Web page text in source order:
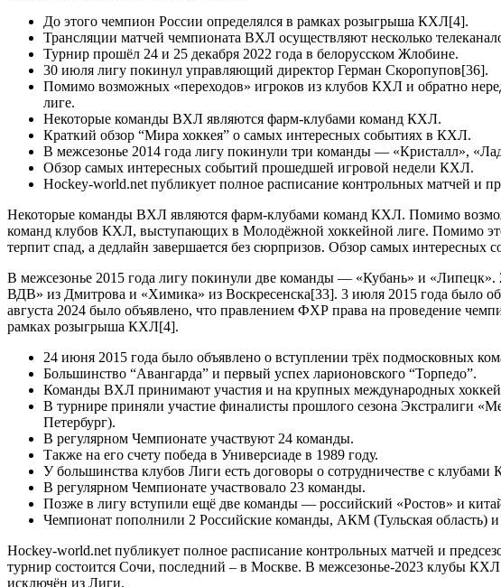
До этого чемпион России определялся в рамках розыгрыша КХЛ[4].
Трансляции матчей чемпионата ВХЛ осуществляют несколько
Турнир прошёл 24 и 25 декабря 2022 года в белорусском Жлобине.
30 июля лигу покинул управляющий директор Герман Скоропупов[36].
Помимо возможных «переходов» игроков из клубов КХЛ и обратно
лиге.
Некоторые команды ВХЛ являются фарм-клубами команд КХЛ.
Краткий обзор “Мира хоккея” о самых интересных событиях в КХЛ.
В межсезонье 2014 года лигу покинули три команды — «Кристалл»,
Обзор самых интересных событий прошедшей игровой недели КХЛ.
Hockey-world.net публикует полное расписание контрольных матчей и
Некоторые команды ВХЛ являются фарм-клубами команд КХЛ. Помимо
команд клубов КХЛ, выступающих в Молодёжной хоккейной лиге. Помимо
терпит спад, а дедлайн завершается без сюрпризов. Обзор самых
В межсезонье 2015 года лигу покинули две команды — «Кубань» и
ВДВ» из Дмитрова и «Химика» из Воскресенска[33]. 3 июля 2015 года было
августа 2024 было объявлено, что правлением ФХР права на проведение
рамках розыгрыша КХЛ[4].
24 июня 2015 года было объявлено о вступлении трёх подмосковных
Большинство “Авангарда” и первый успех ларионовского “Торпедо”.
Команды ВХЛ принимают участия и на крупных международных
В турнире приняли участие финалисты прошлого сезона
Петербург).
В регулярном Чемпионате участвуют 24 команды.
Также на его счету победа в Универсиаде в 1989 году.
У большинства клубов Лиги есть договоры о сотрудничестве с клубами
В регулярном Чемпионате участвовало 23 команды.
Позже в лигу вступили ещё две команды — российский «Ростов» и
Чемпионат пополнили 2 Российские команды, АКМ (Тульская область)
Hockey-world.net публикует полное расписание контрольных матчей и
турнир состоится Сочи, последний – в Москве. В межсезонье-2023 клубы
исключён из Лиги.